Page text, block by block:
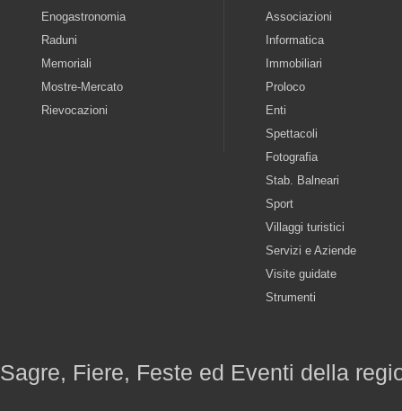
Enogastronomia
Raduni
Memoriali
Mostre-Mercato
Rievocazioni
Associazioni
Informatica
Immobiliari
Proloco
Enti
Spettacoli
Fotografia
Stab. Balneari
Sport
Villaggi turistici
Servizi e Aziende
Visite guidate
Strumenti
Sagre, Fiere, Feste ed Eventi della